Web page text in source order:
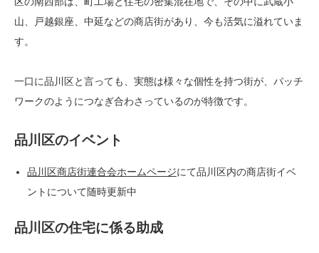
山、戸越銀座、中延などの商店街があり、今も活気に溢れていま
す。
一口に品川区と言っても、実態は様々な個性を持つ街が、パッチ
ワークのようにつなぎ合わさっているのが特徴です。
品川区のイベント
品川区商店街連合会ホームページにて品川区内の商店街イベ
ントについて随時更新中
品川区の住宅に係る助成